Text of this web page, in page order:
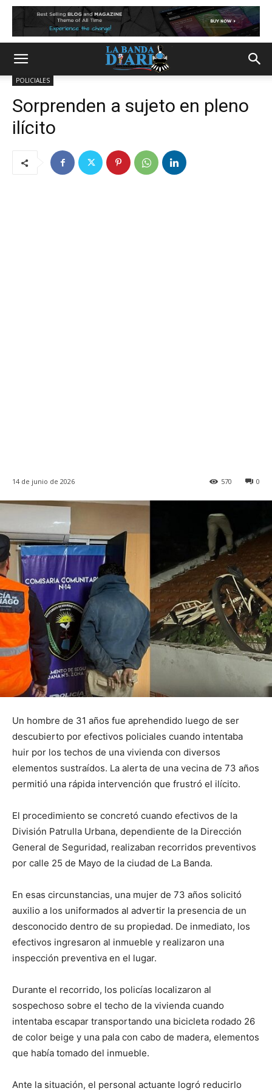
POLICIALES
Sorprenden a sujeto en pleno
ilícito
14 de junio de 2026 0
570
Un hombre de 31 años fue aprehendido luego de ser
descubierto por efectivos policiales cuando intentaba
huir por los techos de una vivienda con diversos
elementos sustraídos. La alerta de una vecina de 73 años
permitió una rápida intervención que frustró el ilícito.
El procedimiento se concretó cuando efectivos de la
División Patrulla Urbana, dependiente de la Dirección
General de Seguridad, realizaban recorridos preventivos
por calle 25 de Mayo de la ciudad de La Banda.
En esas circunstancias, una mujer de 73 años solicitó
auxilio a los uniformados al advertir la presencia de un
desconocido dentro de su propiedad. De inmediato, los
efectivos ingresaron al inmueble y realizaron una
inspección preventiva en el lugar.
Durante el recorrido, los policías localizaron al
sospechoso sobre el techo de la vivienda cuando
intentaba escapar transportando una bicicleta rodado 26
de color beige y una pala con cabo de madera, elementos
que había tomado del inmueble.
Ante la situación, el personal actuante logró reducirlo